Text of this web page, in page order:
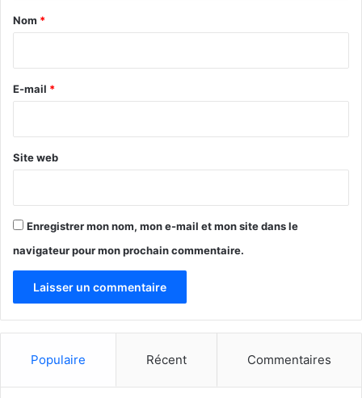
a
e
Nom *
E-mail *
Site web
Enregistrer mon nom, mon e-mail et mon site dans le
navigateur pour mon prochain commentaire.
Populaire Récent Commentaires